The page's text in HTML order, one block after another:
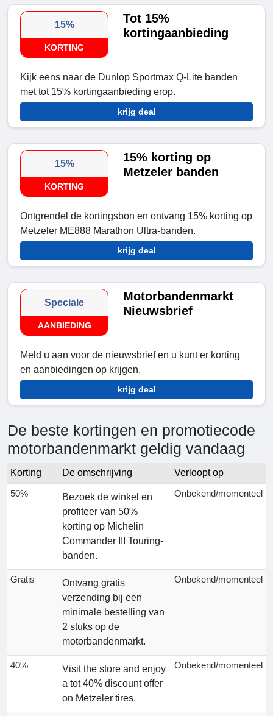
15%
KORTING
Tot 15%
kortingaanbieding
Kijk eens naar de Dunlop Sportmax Q-Lite banden
met tot 15% kortingaanbieding erop.
krijg deal
15%
KORTING
15% korting op
Metzeler banden
Ontgrendel de kortingsbon en ontvang 15% korting op
Metzeler ME888 Marathon Ultra-banden.
krijg deal
Speciale
AANBIEDING
Motorbandenmarkt
Nieuwsbrief
Meld u aan voor de nieuwsbrief en u kunt er korting
en aanbiedingen op krijgen.
krijg deal
De beste kortingen en promotiecode
motorbandenmarkt geldig vandaag
Korting De omschrijving
Verloopt op
50%
Bezoek de winkel en
profiteer van 50%
korting op Michelin
Commander III Touring-
banden.
Onbekend/momenteel
Gratis
Ontvang gratis
verzending bij een
minimale bestelling van
2 stuks op de
motorbandenmarkt.
Onbekend/momenteel
40%
Visit the store and enjoy
a tot 40% discount offer
on Metzeler tires.
Onbekend/momenteel